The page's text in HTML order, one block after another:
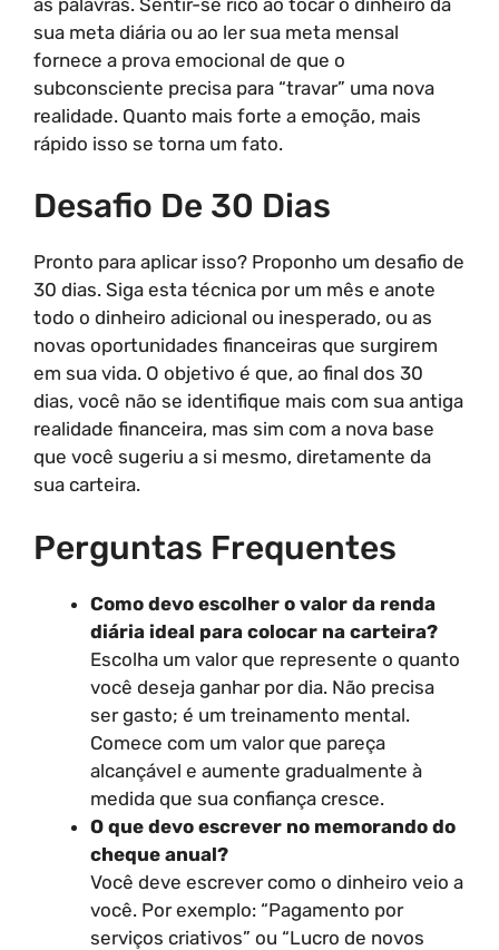
sua meta diária ou ao ler sua meta mensal
fornece a prova emocional de que o
subconsciente precisa para “travar” uma nova
realidade. Quanto mais forte a emoção, mais
rápido isso se torna um fato.
Desafio De 30 Dias
Pronto para aplicar isso? Proponho um desafio de
30 dias. Siga esta técnica por um mês e anote
todo o dinheiro adicional ou inesperado, ou as
novas oportunidades financeiras que surgirem
em sua vida. O objetivo é que, ao final dos 30
dias, você não se identifique mais com sua antiga
realidade financeira, mas sim com a nova base
que você sugeriu a si mesmo, diretamente da
sua carteira.
Perguntas Frequentes
Como devo escolher o valor da renda
diária ideal para colocar na carteira?
Escolha um valor que represente o quanto
você deseja ganhar por dia. Não precisa
ser gasto; é um treinamento mental.
Comece com um valor que pareça
alcançável e aumente gradualmente à
medida que sua confiança cresce.
O que devo escrever no memorando do
cheque anual?
Você deve escrever como o dinheiro veio a
você. Por exemplo: “Pagamento por
serviços criativos” ou “Lucro de novos